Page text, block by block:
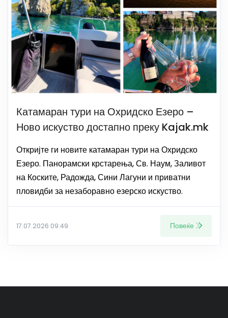
Катамаран тури на Охридско Езеро –
Ново искуство достапно преку Kajak.mk
Откријте ги новите катамаран тури на Охридско
Езеро. Панорамски крстарења, Св. Наум, Заливот
на Коските, Радожда, Сини Лагуни и приватни
пловидби за незаборавно езерско искуство.
17.07.2026 09:49 Повеќе